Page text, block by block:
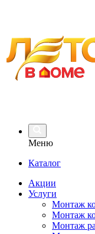
Меню
Каталог
Акции
Услуги
Монтаж
Монтаж
Монтаж